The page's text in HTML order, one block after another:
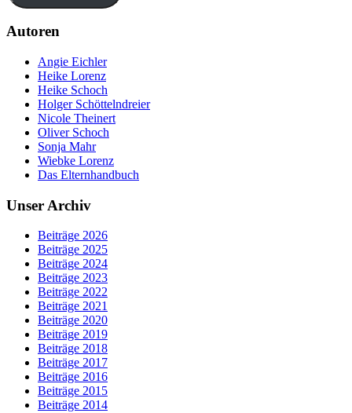
Autoren
Angie Eichler
Heike Lorenz
Heike Schoch
Holger Schöttelndreier
Nicole Theinert
Oliver Schoch
Sonja Mahr
Wiebke Lorenz
Das Elternhandbuch
Unser Archiv
Beiträge 2026
Beiträge 2025
Beiträge 2024
Beiträge 2023
Beiträge 2022
Beiträge 2021
Beiträge 2020
Beiträge 2019
Beiträge 2018
Beiträge 2017
Beiträge 2016
Beiträge 2015
Beiträge 2014